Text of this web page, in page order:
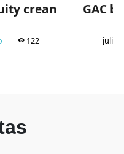
crean
| 122
GAC
julio